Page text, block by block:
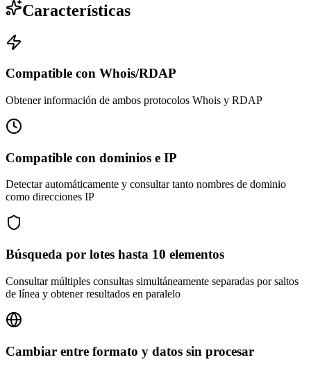
Características
Compatible con Whois/RDAP
Obtener información de ambos protocolos Whois y RDAP
Compatible con dominios e IP
Detectar automáticamente y consultar tanto nombres de dominio
como direcciones IP
Búsqueda por lotes hasta 10 elementos
Consultar múltiples consultas simultáneamente separadas por saltos
de línea y obtener resultados en paralelo
Cambiar entre formato y datos sin procesar